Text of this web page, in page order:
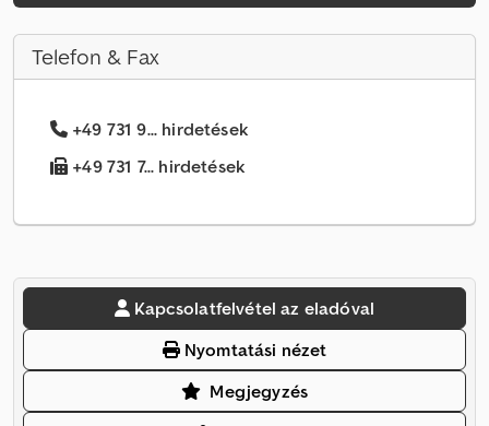
Telefon & Fax
+49 731 9... hirdetések
+49 731 7... hirdetések
Kapcsolatfelvétel az eladóval
Nyomtatási nézet
Megjegyzés